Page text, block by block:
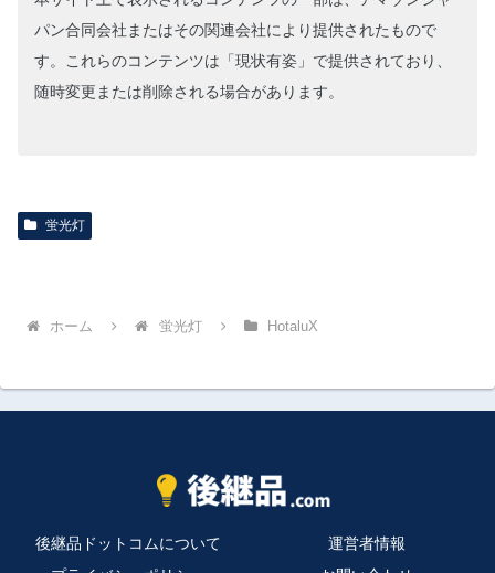
パン合同会社またはその関連会社により提供されたもので
す。これらのコンテンツは「現状有姿」で提供されており、
随時変更または削除される場合があります。
蛍光灯
ホーム 蛍光灯 HotaluX
後継品ドットコムについて
運営者情報